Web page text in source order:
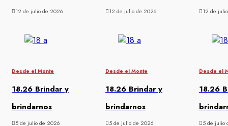
12 de julio de 2026
Desde el Monte
18.26 Brindar y
brindarnos
5 de julio de 2026
12 de julio de 2026
Desde el Monte
18.26 Brindar y
brindarnos
5 de julio de 2026
12 de
Desde el
18.26
5 de julio